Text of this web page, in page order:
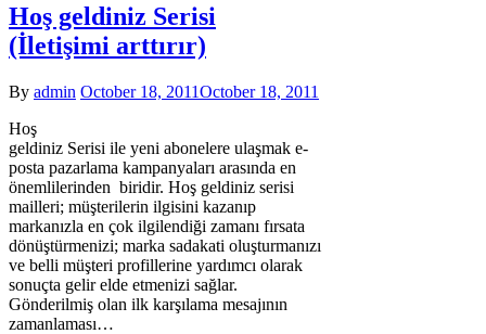
Hoş geldiniz Serisi
(İletişimi arttırır)
By admin October 18, 2011October 18, 2011
Hoş
geldiniz Serisi ile yeni abonelere ulaşmak e-
posta pazarlama kampanyaları arasında en
önemlilerinden biridir. Hoş geldiniz serisi
mailleri; müşterilerin ilgisini kazanıp
markanızla en çok ilgilendiği zamanı fırsata
dönüştürmenizi; marka sadakati oluşturmanızı
ve belli müşteri profillerine yardımcı olarak
sonuçta gelir elde etmenizi sağlar.
Gönderilmiş olan ilk karşılama mesajının
zamanlaması…